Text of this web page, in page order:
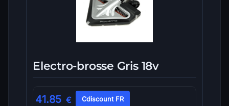
Electro-brosse Gris 18v
41.85 € Cdiscount FR